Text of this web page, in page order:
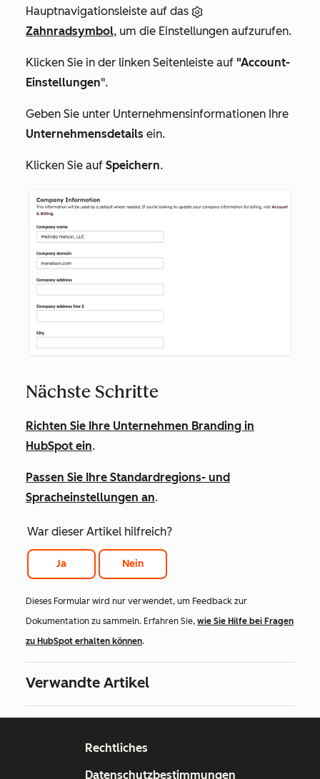
Hauptnavigationsleiste auf das
Zahnradsymbol, um die Einstellungen aufzurufen.
Klicken Sie in der linken Seitenleiste auf "Account-
Einstellungen".
Geben Sie unter Unternehmensinformationen Ihre
Unternehmensdetails ein.
Klicken Sie auf Speichern.
Nächste Schritte
Richten Sie Ihre Unternehmen Branding in
HubSpot ein.
Passen Sie Ihre Standardregions- und
Spracheinstellungen an.
War dieser Artikel hilfreich?
Ja Nein
Dieses Formular wird nur verwendet, um Feedback zur
Dokumentation zu sammeln. Erfahren Sie, wie Sie Hilfe bei Fragen
zu HubSpot erhalten können.
Verwandte Artikel
Rechtliches
Datenschutzbestimmungen